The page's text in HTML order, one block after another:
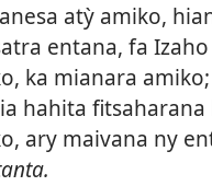
atỳ amiko,
entana, fa
ka mianara
hahita
ary maivana ny